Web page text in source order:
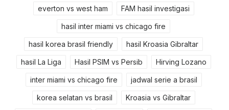
everton vs west ham FAM hasil investigasi
hasil inter miami vs chicago fire
hasil korea brasil friendly hasil Kroasia Gibraltar
hasil La Liga Hasil PSIM vs Persib Hirving Lozano
inter miami vs chicago fire jadwal serie a brasil
korea selatan vs brasil Kroasia vs Gibraltar